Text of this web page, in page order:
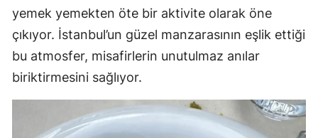
yemek yemekten öte bir aktivite olarak öne
çıkıyor. İstanbul’un güzel manzarasının eşlik ettiği
bu atmosfer, misafirlerin unutulmaz anılar
biriktirmesini sağlıyor.